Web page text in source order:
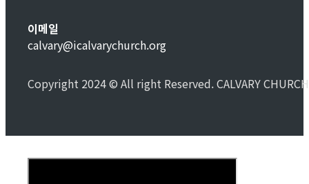
이메일
calvary@icalvarychurch.org
Copyright 2024 © All right Reserved. CALVARY CHURCH